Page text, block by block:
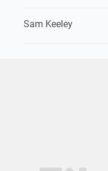
Sam Keeley